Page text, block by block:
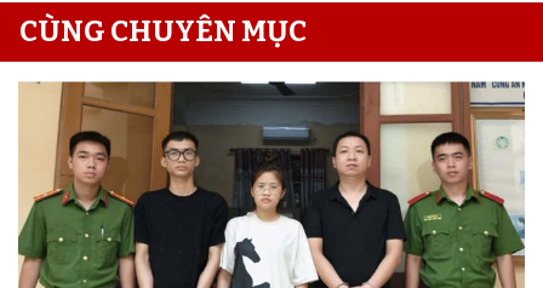
CÙNG CHUYÊN MỤC